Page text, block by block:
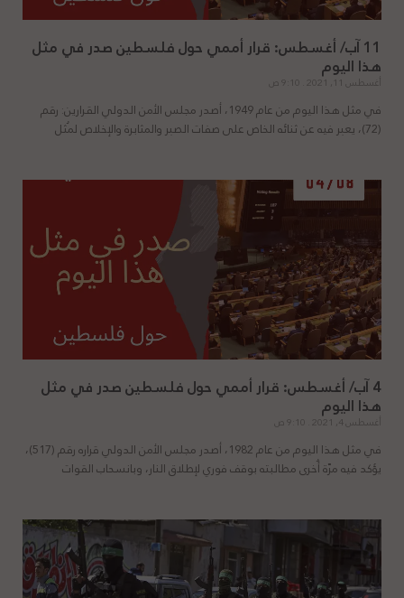
11 آب/ أغسطس: قرار أممي حول فلسطين صدر في مثل
هذا اليوم
أغسطس 11, 2021
في مثل هذا اليوم من عام 1949، أصدر مجلس الأمن الدولي القرارين: رقم
(72)، يعبر فيه عن ثنائه الخاص على صفات الصبر والمثابرة والإخلاص لمُثل
4 آب/ أغسطس: قرار أممي حول فلسطين صدر في مثل
هذا اليوم
أغسطس 4, 2021
في مثل هذا اليوم من عام 1982، أصدر مجلس الأمن الدولي قراره رقم (517)،
يؤكد فيه مرّة أُخرى مطالبته بوقف فوري لإطلاق النار، وبانسحاب القوات